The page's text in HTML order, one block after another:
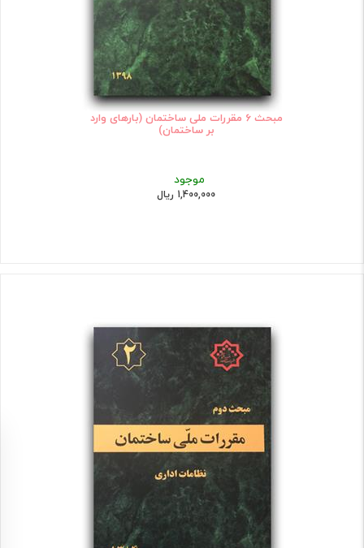
مبحث 6 مقررات ملی ساختمان (بارهای وارد
بر ساختمان)
موجود
1,400,000 ریال